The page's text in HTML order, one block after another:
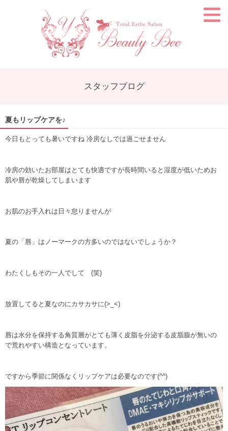
スタッフブログ
夏もリップケアを♪
今日もとっても暑いですね 冷房なしでは過ごせません
冷房の効いたお部屋はとても快適ですが長時間いると湿度が低いためお
肌や唇が乾燥してしまいます
お肌のお手入れは日々怠りませんが
夏の「唇」はノーマークの方多いのではないでしょうか？
わたくしもその一人でして (笑)
放置してると夏なのにカサカサに(>_<)
唇は水分を保持する角質層がとても薄く皮脂を分泌する皮脂腺が無いの
で荒れやすい構造となっています。
ですから季節に関係なくリップケアは必要なのです(^^)